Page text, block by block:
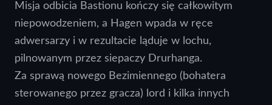
Misja odbicia Bastionu kończy się całkowitym
niepowodzeniem, a Hagen wpada w ręce
adwersarzy i w rezultacie ląduje w lochu,
pilnowanym przez siepaczy Drurhanga.
Za sprawą nowego Bezimiennego (bohatera
sterowanego przez gracza) lord i kilka innych